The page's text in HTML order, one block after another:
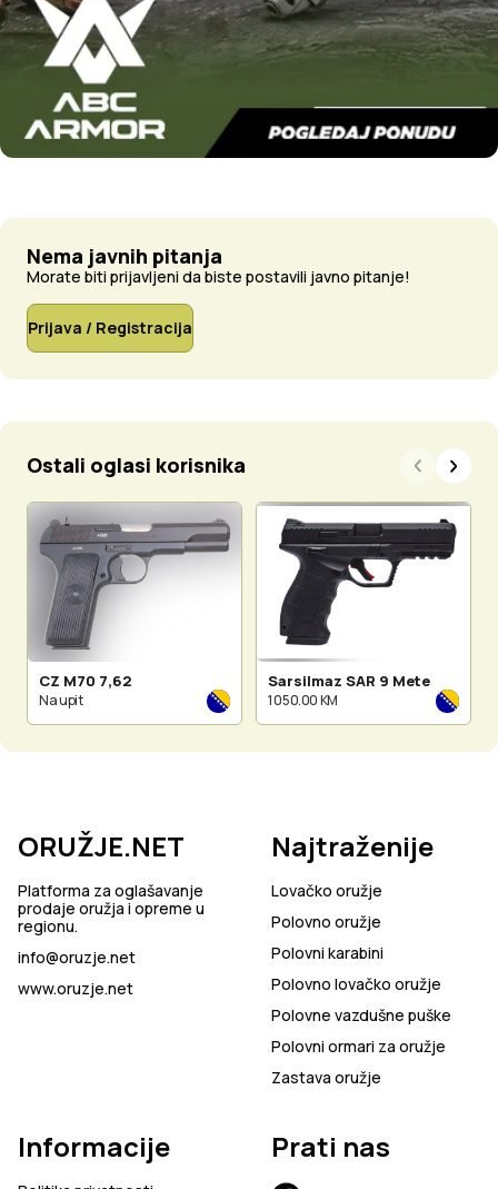
Nema javnih pitanja
Morate biti prijavljeni da biste postavili javno pitanje!
Prijava / Registracija
Ostali oglasi korisnika
CZ M70 7,62
Na upit
Sarsilmaz SAR 9 Mete
1 050.00 KM
ORUŽJE.NET
Platforma za oglašavanje
prodaje oružja i opreme u
regionu.
info@oruzje.net
www.oruzje.net
Najtraženije
Lovačko oružje
Polovno oružje
Polovni karabini
Polovno lovačko oružje
Polovne vazdušne puške
Polovni ormari za oružje
Zastava oružje
Informacije Prati nas